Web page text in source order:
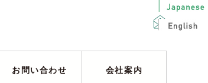
お問い合わせ 会社案内